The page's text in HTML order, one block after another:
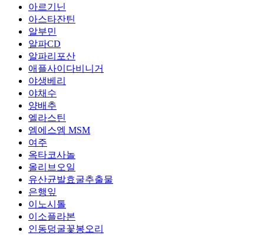
아르기닌
아스타잔틴
알부민
알파CD
알파리포산
애플사이다비니거
야생베리
야채수
양배추
엘라스틴
엠에스엠 MSM
여주
옥타코사놀
올리브오일
유산균발효굴추출물
은행잎
이노시톨
이소플라본
인동덩굴꽃봉오리